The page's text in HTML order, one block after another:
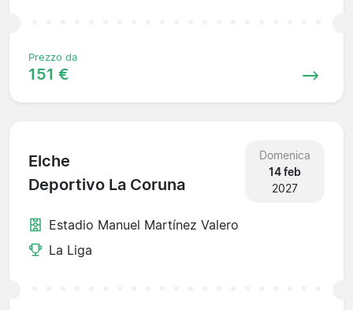
Prezzo da
151 €
Elche
Deportivo La Coruna
Domenica
14 feb
2027
Estadio Manuel Martínez Valero
La Liga